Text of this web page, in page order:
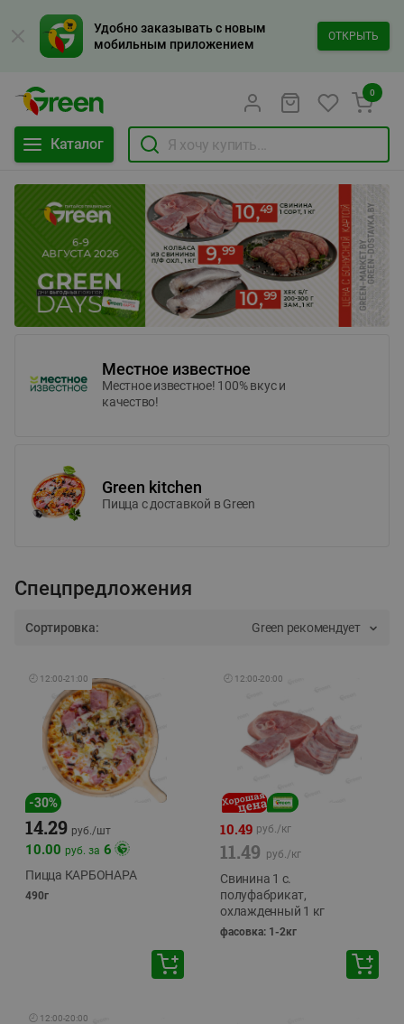
Удобно заказывать с новым
мобильным приложением
ОТКРЫТЬ
Каталог
0
Местное известное
Местное известное! 100% вкус и
качество!
Green kitchen
Пицца c доставкой в Green
Спецпредложения
Сортировка: Green рекомендует
🕘 12:00-21:00
-30%
14.29 руб./шт
10.00 руб. за 6
Пицца КАРБОНАРА
490г
🕘 12:00-20:00
10.49 руб./кг
11.49 руб./кг
Свинина 1 с.
полуфабрикат,
охлажденный 1 кг
фасовка: 1-2кг
🕘 12:00-20:00